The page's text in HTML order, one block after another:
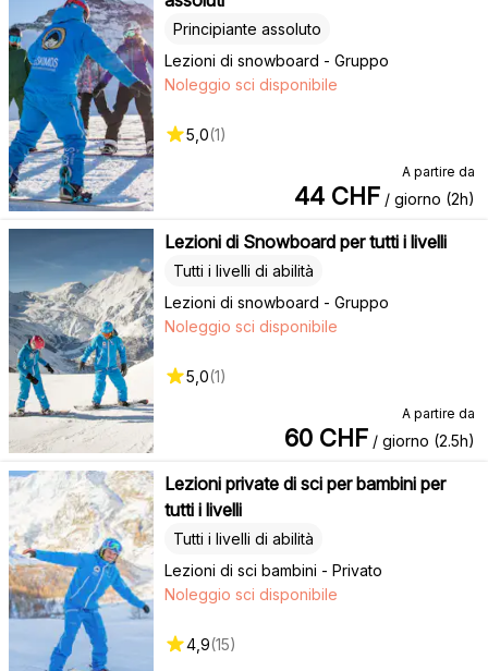
Lezioni di snowboard - Gruppo
Principiante assoluto
Noleggio sci disponibile
5,0(1)
A partire da
44 CHF / giorno (2h)
Lezioni di Snowboard per tutti i livelli
Lezioni di snowboard - Gruppo
Tutti i livelli di abilità
Noleggio sci disponibile
5,0(1)
A partire da
60 CHF / giorno (2.5h)
Lezioni private di sci per bambini per
tutti i livelli
Lezioni di sci bambini - Privato
Tutti i livelli di abilità
Noleggio sci disponibile
4,9(15)